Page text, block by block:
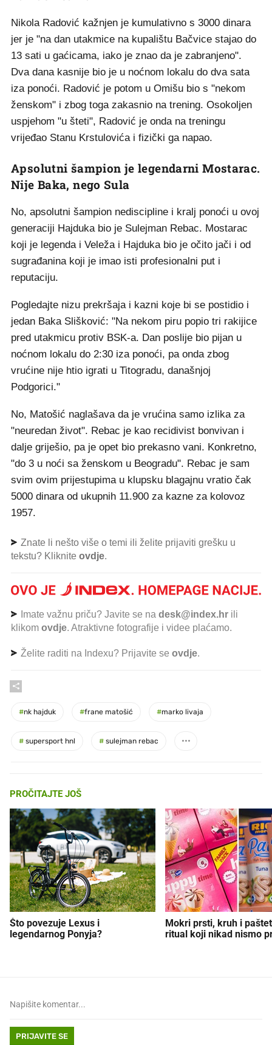
Nikola Radović kažnjen je kumulativno s 3000 dinara
jer je "na dan utakmice na kupalištu Bačvice stajao do
13 sati u gaćicama, iako je znao da je zabranjeno".
Dva dana kasnije bio je u noćnom lokalu do dva sata
iza ponoći. Radović je potom u Omišu bio s "nekom
ženskom" i zbog toga zakasnio na trening. Osokoljen
uspjehom "u šteti", Radović je onda na treningu
vrijeđao Stanu Krstulovića i fizički ga napao.
Apsolutni šampion je legendarni Mostarac.
Nije Baka, nego Sula
No, apsolutni šampion nediscipline i kralj ponoći u ovoj
generaciji Hajduka bio je Sulejman Rebac. Mostarac
koji je legenda i Veleža i Hajduka bio je očito jači i od
sugrađanina koji je imao isti profesionalni put i
reputaciju.
Pogledajte nizu prekršaja i kazni koje bi se postidio i
jedan Baka Slišković: "Na nekom piru popio tri rakijice
pred utakmicu protiv BSK-a. Dan poslije bio pijan u
noćnom lokalu do 2:30 iza ponoći, pa onda zbog
vrućine nije htio igrati u Titogradu, današnjoj
Podgorici."
No, Matošić naglašava da je vrućina samo izlika za
"neuredan život". Rebac je kao recidivist bonvivan i
dalje griješio, pa je opet bio prekasno vani. Konkretno,
"do 3 u noći sa ženskom u Beogradu". Rebac je sam
svim ovim prijestupima u klupsku blagajnu vratio čak
5000 dinara od ukupnih 11.900 za kazne za kolovoz
1957.
Znate li nešto više o temi ili želite prijaviti grešku u
tekstu? Kliknite ovdje.
Imate važnu priču? Javite se na desk@index.hr ili
klikom ovdje. Atraktivne fotografije i videe plaćamo.
Želite raditi na Indexu? Prijavite se ovdje.
#nk hajduk #frane matošić #marko livaja
# supersport hnl # sulejman rebac
PROČITAJTE JOŠ
Što povezuje Lexus i
legendarnog Ponyja?
Mokri prsti, kruh i
ritual koji nikad nismo
PRIJAVITE SE